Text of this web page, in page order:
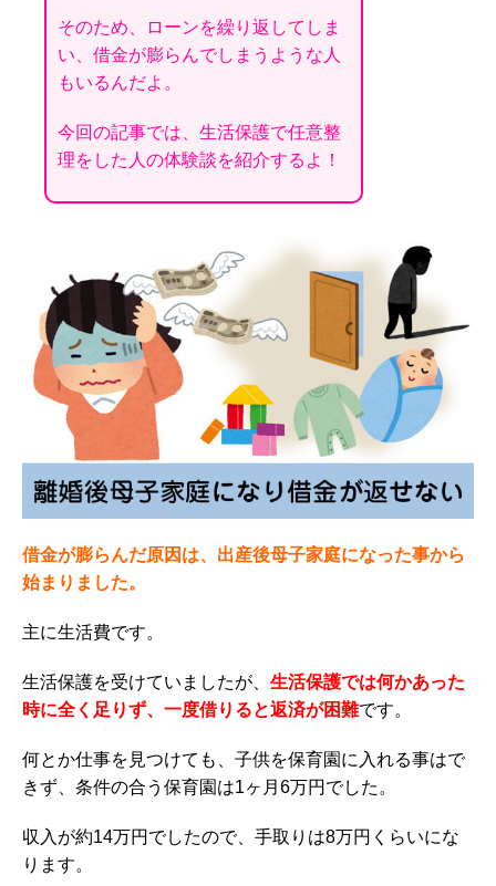
そのため、ローンを繰り返してしま
い、借金が膨らんでしまうような人
もいるんだよ。
今回の記事では、生活保護で任意整
理をした人の体験談を紹介するよ！
借金が膨らんだ原因は、出産後母子家庭になった事から
始まりました。
主に生活費です。
生活保護を受けていましたが、 生活保護では何かあった
時に全く足りず、一度借りると返済が困難です。
何とか仕事を見つけても、子供を保育園に入れる事はで
きず、条件の合う保育園は1ヶ月6万円でした。
収入が約14万円でしたので、手取りは8万円くらいにな
ります。